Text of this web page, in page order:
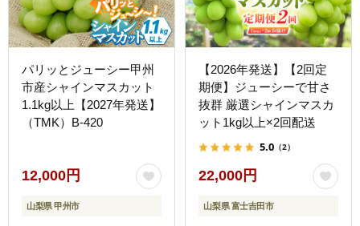
パリッとジューシー甲州
市産シャインマスカット
1.1kg以上【2027年発送】
（TMK）B-420
12,000円
山梨県 甲州市
【2026年発送】【2回定
期便】ジューシーで甘さ
抜群 厳選シャインマスカ
ット1kg以上×2回配送
5.0 （2）
22,000円
山梨県 富士吉田市